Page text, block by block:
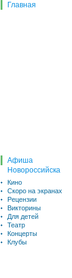
Главная
Афиша
Новороссийска
Кино
Скоро на экранах
Рецензии
Викторины
Для детей
Театр
Концерты
Клубы